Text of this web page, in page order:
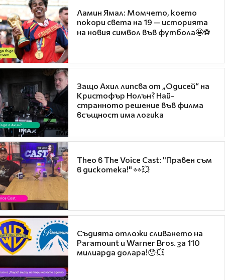
Ламин Ямал: Момчето, което
покори света на 19 — историята
на новия символ във футбола🤩⚽
Защо Ахил липсва от „Одисей“ на
Кристофър Нолън? Най-
странното решение във филма
всъщност има логика
Theo в The Voice Cast: "Правен съм
в дискотека!" 👀💥
Съдията отложи сливането на
Paramount и Warner Bros. за 110
милиарда долара!😯💥